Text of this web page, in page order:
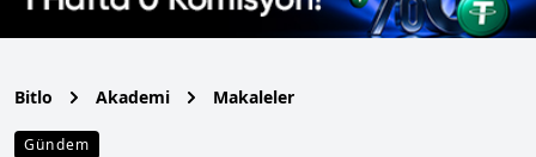
Bitlo Akademi Makaleler
Gündem